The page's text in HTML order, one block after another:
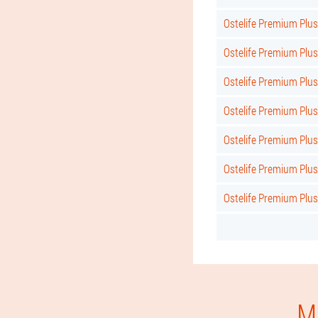
Ostelife Premium
Ostelife Premium
Ostelife Premium
Ostelife Premium
Ostelife Premium
Ostelife Premium
Ostelife Premium